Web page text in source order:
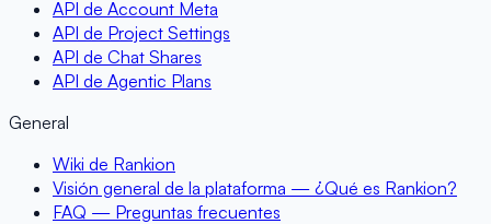
API de Account Meta
API de Project Settings
API de Chat Shares
API de Agentic Plans
General
Wiki de Rankion
Visión general de la plataforma — ¿Qué es Rankion?
FAQ — Preguntas frecuentes